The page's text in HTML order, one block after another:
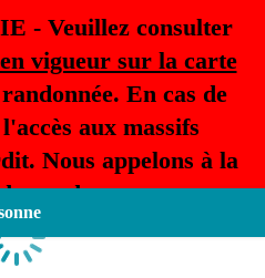
- Veuillez consulter
vigueur sur la carte
En cas de
aux massifs
Nous appelons à la
prudence.
Loading